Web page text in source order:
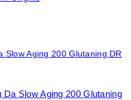
Slow Aging 200 Glutaning